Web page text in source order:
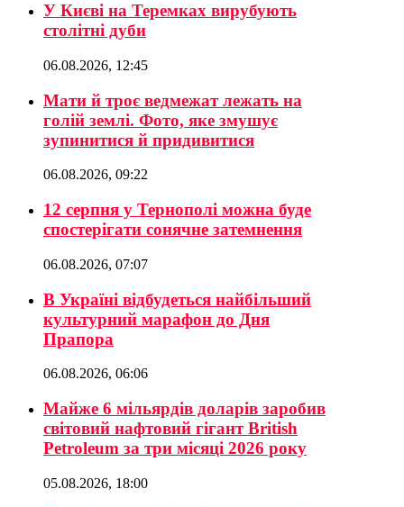
У Києві на Теремках вирубують
столітні дуби
06.08.2026, 12:45
Мати й троє ведмежат лежать на
голій землі. Фото, яке змушує
зупинитися й придивитися
06.08.2026, 09:22
12 серпня у Тернополі можна буде
спостерігати сонячне затемнення
06.08.2026, 07:07
В Україні відбудеться найбільший
культурний марафон до Дня
Прапора
06.08.2026, 06:06
Майже 6 мільярдів доларів заробив
світовий нафтовий гігант British
Petroleum за три місяці 2026 року
05.08.2026, 18:00